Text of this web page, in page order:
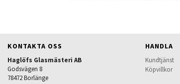
KONTAKTA OSS
Haglöfs Glasmästeri AB
Godsvägen 8
78472 Borlänge
HANDLA
Kundtjänst
Köpvillkor